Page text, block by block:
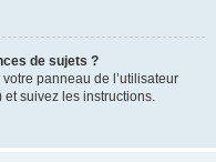
de sujets ?
panneau de l’utilisateur
et suivez les instructions.